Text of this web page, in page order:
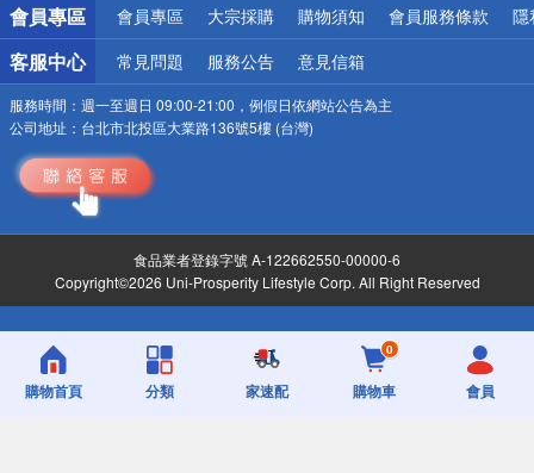
會員專區 會員專區 大宗採購 購物須知 會員服務條款 隱
客服中心 常見問題 服務公告 意見信箱
服務時間： 週一至週日 09:00-21:00，例假日依網站公告為主
公司地址： 台北市北投區大業路136號5樓 (台灣)
食品業者登錄字號 A-122662550-00000-6
Copyright©2026 Uni-Prosperity Lifestyle Corp. All Right Reserved
購物首頁 分類 家速配
0
購物車 會員